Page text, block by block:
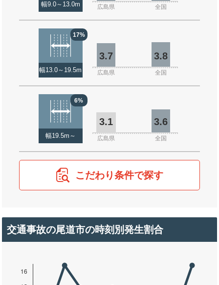
幅9.0～13.0m 広島県 全国
17%
幅13.0～19.5m
3.7 3.8
広島県 全国
6%
幅19.5m～
3.1 3.6
広島県 全国
こだわり条件で探す
交通事故の尾道市の時刻別発生割合